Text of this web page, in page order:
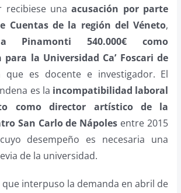
recibiese unaacusación por parte
Cuentas de la región del Véneto,
Pinamonti 540.000€ como
la Universidad Ca’ Foscari de
es docente e investigador. El
es la incompatibilidad laboral
como director artístico de la
San Carlo de Nápoles entre 2015
desempeño es necesaria una
de la universidad.
que interpuso la demanda en abril de